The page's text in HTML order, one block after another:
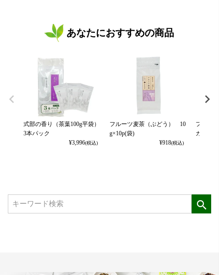
あなたにおすすめの商品
式部の香り（茶葉100g平袋）
3本パック
¥3,996(税込)
フルーツ麦茶（ぶどう） 10
g×10p(袋)
¥918(税込)
フルー
カット